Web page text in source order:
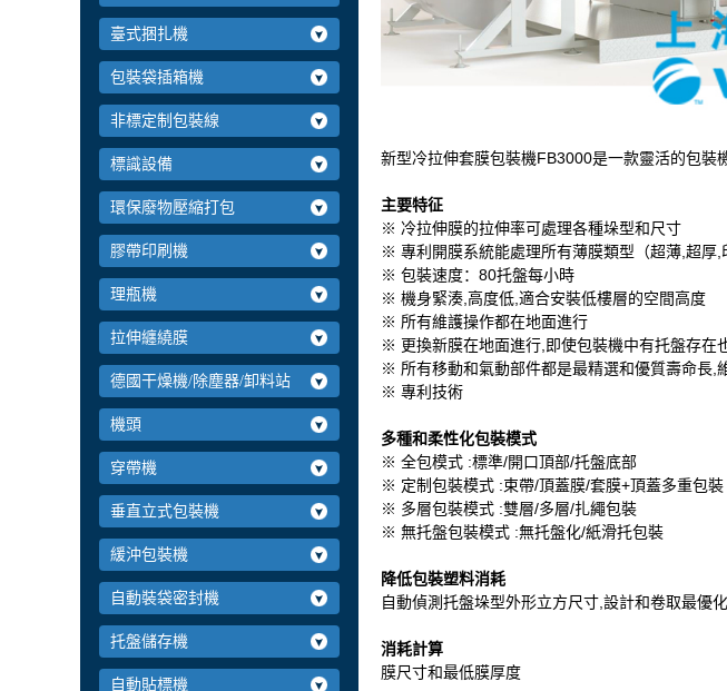
臺式捆扎機
包裝袋插箱機
非標定制包裝線
標識設備
環保廢物壓縮打包
膠帶印刷機
理瓶機
拉伸纏繞膜
德國干燥機/除塵器/卸料站
機頭
穿帶機
垂直立式包裝機
緩沖包裝機
自動裝袋密封機
托盤儲存機
自動貼標機
新型冷拉伸套膜包裝機FB3000是一款靈活的包裝
主要特征
※ 冷拉伸膜的拉伸率可處理各種垛型和尺寸
※ 專利開膜系統能處理所有薄膜類型（超薄,超厚,
※ 包裝速度：80托盤每小時
※ 機身緊湊,高度低,適合安裝低樓層的空間高度
※ 所有維護操作都在地面進行
※ 更換新膜在地面進行,即使包裝機中有托盤存在
※ 所有移動和氣動部件都是最精選和優質壽命長,
※ 專利技術
多種和柔性化包裝模式
※ 全包模式 :標準/開口頂部/托盤底部
※ 定制包裝模式 :束帶/頂蓋膜/套膜+頂蓋多重包裝
※ 多層包裝模式 :雙層/多層/扎繩包裝
※ 無托盤包裝模式 :無托盤化/紙滑托包裝
降低包裝塑料消耗
自動偵測托盤垛型外形立方尺寸,設計和卷取最優
消耗計算
膜尺寸和最低膜厚度